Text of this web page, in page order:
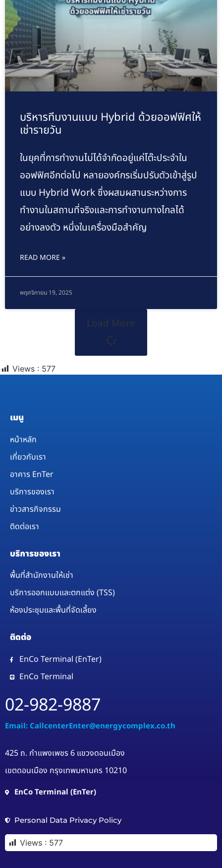
บริหารทีมงานแบบ Hybrid ด้วยออฟฟิศให้
เช่ารายวัน
ในยุคที่การทำงานไม่ได้จำกัดอยู่แค่โต๊ะประจำใน
ออฟฟิศอีกต่อไป หลายองค์กรเริ่มปรับตัวเข้าสู่รูป
แบบ Hybrid Work ซึ่งผสมผสานระหว่างการ
ทำงานในสถานที่จริงและการทำงานทางไกลได้
อย่างลงตัว หนึ่งในเครื่องมือสำคัญ
READ MORE »
พฤศจิกายน 19, 2025
Load More
Views : 577
เมนู
หน้าหลัก
เกี่ยวกับเรา
อาคาร EnTer
บริการของเรา
ข่าวสารกิจกรรม
ติดต่อเรา
บริการของเรา
พื้นที่สำนักงานให้เช่า
บริการออกแบบและตกแต่ง (TSS)
ห้องประชุมและพื้นที่จัดเลี้ยง​
ติดต่อ
EnCo Terminal (EnTer)
EnCo Terminal
02-982-9887
Email: CallcenterEnter@energycomplex.co.th
425 ถ. กำแพงเพชร 6 แขวงดอนเมือง
เขตดอนเมือง กรุงเทพมหานคร 10210
EnCo Terminal (EnTer)
Personal Data Privacy Policy
Views : 577